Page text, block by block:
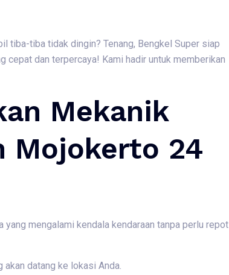
tiba-tiba tidak dingin? Tenang, Bengkel Super siap
cepat dan terpercaya! Kami hadir untuk memberikan
Mekanik
Mojokerto 24
mengalami kendala kendaraan tanpa perlu repot
datang ke lokasi Anda.